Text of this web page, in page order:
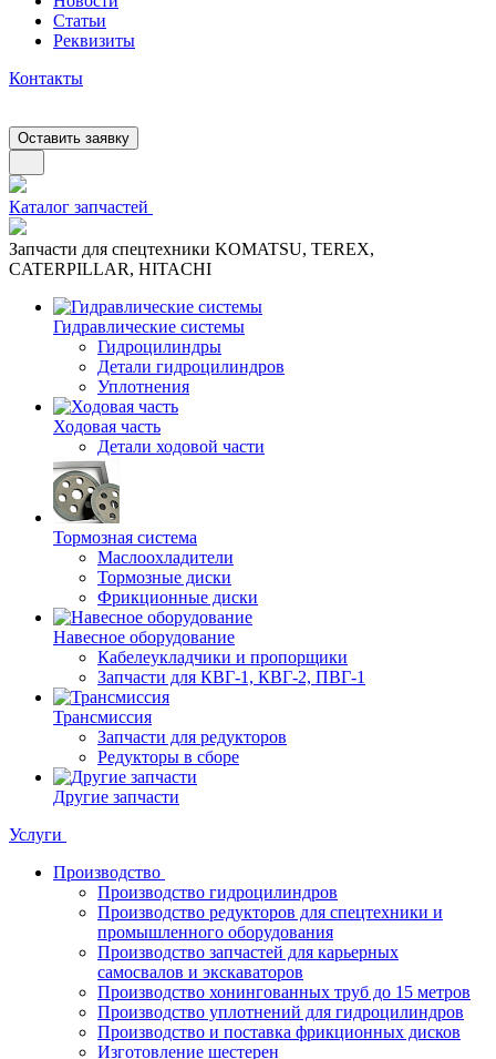
Статьи
Реквизиты
Контакты
Оставить заявку
Каталог запчастей
Запчасти для спецтехники KOMATSU, TEREX,
CATERPILLAR, HITACHI
Гидравлические системы
Гидроцилиндры
Детали гидроцилиндров
Уплотнения
Ходовая часть
Детали ходовой части
Тормозная система
Маслоохладители
Тормозные диски
Фрикционные диски
Навесное оборудование
Кабелеукладчики и пропорщики
Запчасти для КВГ-1, КВГ-2, ПВГ-1
Трансмиссия
Запчасти для редукторов
Редукторы в сборе
Другие запчасти
Услуги
Производство
Производство гидроцилиндров
Производство редукторов для спецтехники и
промышленного оборудования
Производство запчастей для карьерных
самосвалов и экскаваторов
Производство хонингованных труб до 15 метров
Производство уплотнений для гидроцилиндров
Производство и поставка фрикционных дисков
Изготовление шестерен